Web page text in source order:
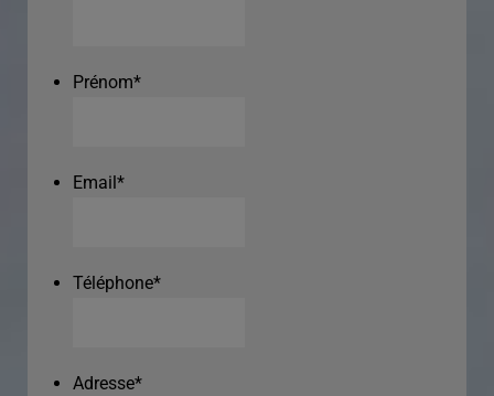
Prénom*
Email*
Téléphone*
Adresse*